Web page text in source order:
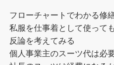
フローチャートでわかる修
私服を仕事着として使って
反論を考えてみる
個人事業主のスーツ代は必